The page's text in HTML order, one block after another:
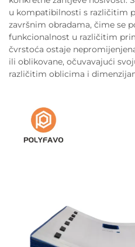
u kompatibilnosti s različitim
završnim obradama, čime se
funkcionalnost u različitim
čvrstoća ostaje
ili oblikovane, očuvavajući
različitim oblicima i